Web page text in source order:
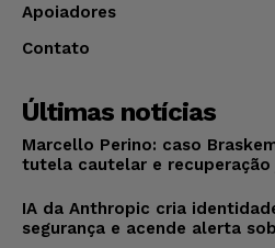
Apoiadores
Contato
Últimas notícias
Marcello Perino: caso
tutela cautelar e
IA da Anthropic cria
segurança e acende alerta